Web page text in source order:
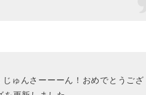
じゅんさーーーん！おめでとうござ